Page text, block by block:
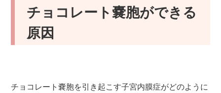
チョコレート嚢胞ができる
原因
チョコレート嚢胞を引き起こす子宮内膜症がどのように